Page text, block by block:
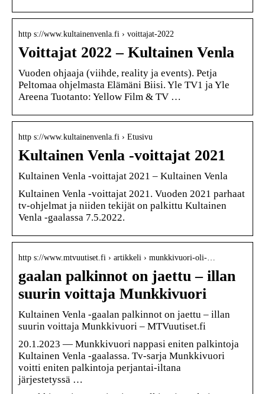
http s://www.kultainenvenla.fi › voittajat-2022
Voittajat 2022 – Kultainen Venla
Vuoden ohjaaja (viihde, reality ja events). Petja
Peltomaa ohjelmasta Elämäni Biisi. Yle TV1 ja Yle
Areena Tuotanto: Yellow Film & TV …
http s://www.kultainenvenla.fi › Etusivu
Kultainen Venla -voittajat 2021
Kultainen Venla -voittajat 2021 – Kultainen Venla
Kultainen Venla -voittajat 2021. Vuoden 2021 parhaat
tv-ohjelmat ja niiden tekijät on palkittu Kultainen
Venla -gaalassa 7.5.2022.
http s://www.mtvuutiset.fi › artikkeli › munkkivuori-oli-…
gaalan palkinnot on jaettu – illan
suurin voittaja Munkkivuori
Kultainen Venla -gaalan palkinnot on jaettu – illan
suurin voittaja Munkkivuori – MTVuutiset.fi
20.1.2023 — Munkkivuori nappasi eniten palkintoja
Kultainen Venla -gaalassa. Tv-sarja Munkkivuori
voitti eniten palkintoja perjantai-iltana
järjestetyssä …